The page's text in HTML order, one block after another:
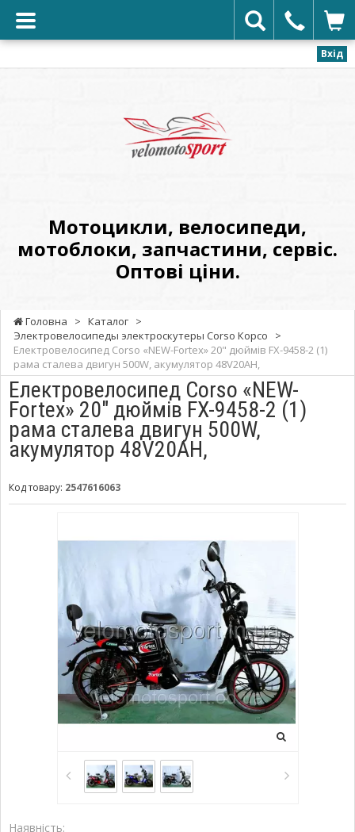
Вхід
Оптові
ціни.
Мотоцикли, велосипеди,
мотоблоки, запчастини, сервіс.
Оптові ціни.
Головна > Каталог >
Электровелосипеды электроскутеры Corso Корсо
>
Електровелосипед Corso «NEW-Fortex» 20" дюймів FX-9458-2 (1)
рама сталева двигун 500W, акумулятор 48V20AH,
Електровелосипед Corso «NEW-
Fortex» 20" дюймів FX-9458-2 (1)
рама сталева двигун 500W,
акумулятор 48V20AH,
Код товару: 2547616063
Наявність: